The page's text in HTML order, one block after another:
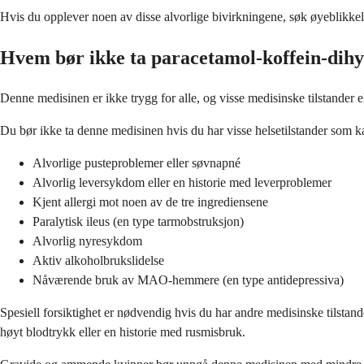
Hvis du opplever noen av disse alvorlige bivirkningene, søk
Hvem bør ikke ta paracetamol-koffein-
Denne medisinen er ikke trygg for alle, og visse medisinske
Du bør ikke ta denne medisinen hvis du har visse helsetilstander som
Alvorlige pusteproblemer eller søvnapné
Alvorlig leversykdom eller en historie med leverproblemer
Kjent allergi mot noen av de tre ingrediensene
Paralytisk ileus (en type tarmobstruksjon)
Alvorlig nyresykdom
Aktiv alkoholbrukslidelse
Nåværende bruk av MAO-hemmere (en type antidepressiva)
Spesiell forsiktighet er nødvendig hvis du har andre medisinske
høyt blodtrykk eller en historie med rusmisbruk.